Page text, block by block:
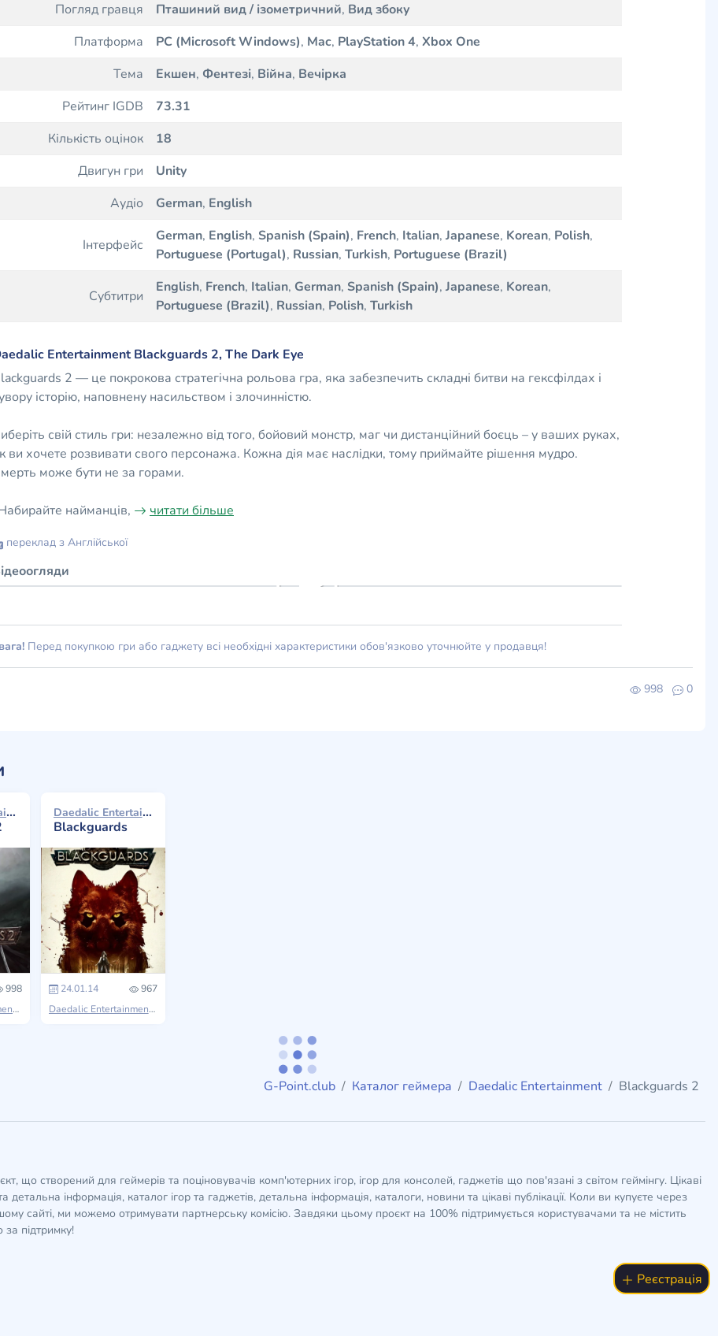
Погляд гравця
Пташиний вид / ізометричний, Вид збоку
Платформа
PC (Microsoft Windows), Mac, PlayStation 4, Xbox One
Тема
Екшен, Фентезі, Війна, Вечірка
Рейтинг IGDB
73.31
Кількість оцінок
18
Двигун гри
Unity
Аудіо
German, English
Інтерфейс
German, English, Spanish (Spain), French, Italian, Japanese, Korean, Polish,
Portuguese (Portugal), Russian, Turkish, Portuguese (Brazil)
Субтитри
English, French, Italian, German, Spanish (Spain), Japanese, Korean,
Portuguese (Brazil), Russian, Polish, Turkish
Entertainment Blackguards 2, The Dark Eye
2 — це покрокова стратегічна рольова гра, яка забезпечить складні битви на гексфілдах і
історію, наповнену насильством і злочинністю.
свій стиль гри: незалежно від того, бойовий монстр, маг чи дистанційний боєць – у ваших руках,
ви хочете розвивати свого персонажа. Кожна дія має наслідки, тому приймайте рішення мудро.
може бути не за горами.
найманців, читати більше
переклад з Англійської
Перед покупкою гри або гаджету всі необхідні характеристики обов'язково уточнюйте у продавця!
998 0
Daedalic Entertainment 2015
998
Daedalic Entertainment
The Dark Eye
Daedalic Entertainment 2014
Blackguards
24.01.14
967
Daedalic Entertainment
G-Point.club Каталог геймера Daedalic Entertainment Blackguards 2
що створений для геймерів та поціновувачів комп'ютерних ігор, ігор для консолей, гаджетів що пов'язані з світом геймінгу. Цікаві
детальна інформація, каталог ігор та гаджетів, детальна інформація, каталоги, новини та цікаві публікації. Коли ви купуєте через
сайті, ми можемо отримувати партнерську комісію. Завдяки цьому проєкт на 100% підтримується користувачами та не містить
підтримку!
Реєстрація